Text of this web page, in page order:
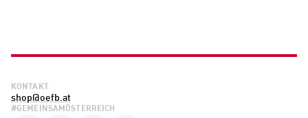
KONTAKT
shop@oefb.at
#GEMEINSAMÖSTERREICH